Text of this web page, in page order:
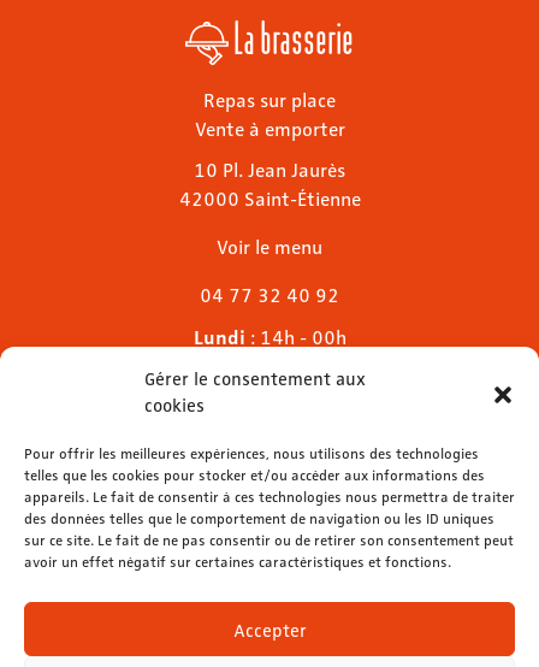
Gérer le consentement aux
cookies
Pour offrir les meilleures expériences, nous utilisons des technologies
telles que les cookies pour stocker et/ou accéder aux informations des
appareils. Le fait de consentir à ces technologies nous permettra de traiter
des données telles que le comportement de navigation ou les ID uniques
sur ce site. Le fait de ne pas consentir ou de retirer son consentement peut
avoir un effet négatif sur certaines caractéristiques et fonctions.
Accepter
La brasserie
Repas sur place
Vente à emporter
10 Pl. Jean Jaurès
42000 Saint-Étienne
Voir le menu
04 77 32 40 92
Lundi : 14h - 00h
Mardi & mercredi
Jeudi
Dimanche: 11h - 00h
04 77 32 32 01